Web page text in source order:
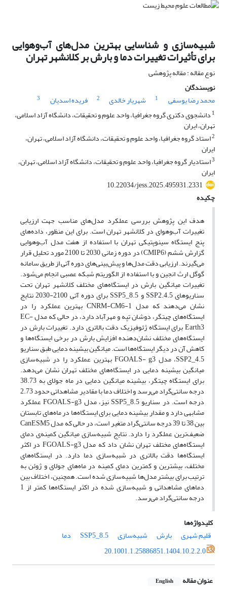
شبیه‌سازی و شناسایی بهترین مدل‌های آب‌وهوایی
برای تأثیرات تغییرات دما و بارش بر کلانشهر تهران
نوع مقاله : مقاله پژوهشی
نویسندگان
محمد رضا یوسفی
1 شهریار خالدی 2 فریده اسدیان
3
1 دانشجوی دکتری گروه جغرافیا، واحد علوم و تحقیقات، دانشگاه آزاد اسلامی،
تهران، ایران
2استاد گروه جغرافیا، واحد علوم و تحقیقات، دانشگاه آزاد اسلامی، تهران،
ایران
3استادیار گروه جغرافیا، واحد علوم و تحقیقات، دانشگاه آزاد اسلامی، تهران،
ایران
10.22034/jess.2025.495931.2331
چکیده
هدف این پژوهش بررسی عملکرد مدل‌های مناسب جهت ارزیابی
تغییرات آب‌وهوای در کلانشهر تهران است. برای این منظور، داده‌های
پنج ایستگاه سینوپتیکی تهران با استفاده از هفت مدل آب‌وهوایی
گزارش ششم (CMIP6) در دوره زمانی 2030 تا 2100 مورد تحلیل قرار
می‌گیرند. ارزیابی دقت مدل‌ها و پیش‌بینی‌های دوره آتی از طریق سامانه
گوگل ارث انجین و با استفاده از الگوریتم شبکه عصبی انجام می‌شود.
تغییرات میانگین بارش در ایستگاه‌های مختلف کلانشهر تهران تحت
سناریوهای SSP2.4.5 و SSP5_8.5 برای دوره آتی 2100-2030 نتایج
نشان می‌دهند که مدل CNRM-CM6-1 بهترین عملکرد را در
ایستگاه‌های چیتگر، دوشان تپه و مهرآباد دارد، در حالی که مدل EC-
Earth3 برای ایستگاه ژئوفیزیک دقت بالاتری دارد. تغییرات بارش در
ایستگاه‌های مختلف نشان‌دهنده افزایش بارش در برخی ایستگاه‌ها و
کاهش آن در دیگر ایستگاه‌ها است. میانگین بیشینه دمایی طبق سناریو
SSP2_4.5، مدل FGOALS- g3 بهترین عملکرد را در شبیه‌سازی
میانگین بیشینه دمایی در ایستگاه‌های مختلف تهران نشان می‌دهد.
برای ایستگاه چیتگر، بیشینه میانگین دمایی در ماه جولای به 38.73
درجه سانتی‌گراد می‌رسد و اختلاف دما با مقادیر مشاهداتی حدود 2.73
درجه است. در سناریو SSP5_8.5 نیز، مدل FGOALS-g3 عملکرد
مشابهی دارد و مقدار بیشینه دمایی برای ایستگاه‌ها در ماه‌های تابستان
بین 38 تا 39 درجه سانتی‌گراد متغیر است، در حالی که مدل CanESM5
ضعیف‌ترین عملکرد را دارد. نتایج شبیه‌سازی میانگین کمینه‌ی دمای
ایستگاه‌های مختلف تهران نشان داد که مدل FGOALS-g3 در اکثر
ایستگاه‌ها دقت بالاتری در شبیه‌سازی دما دارد. در ایستگاه‌های
مختلف، بیشترین و کمترین دمای کمینه در ماه‌های جولای و ژوئن به
ترتیب برای بیشتر مدل‌ها شبیه‌سازی شده است. همچنین، اختلاف بین
دماهای مشاهداتی و شبیه‌سازی شده در اکثر ایستگاه‌ها کمتر از 1
درجه سانتی‌گراد می‌رسد.
کلیدواژه‌ها
قلیم شهری
بارش شبیه‌سازی SSP5_8.5
دما
20.1001.1.25886851.1404.10.2.2.0
عنوان مقاله English